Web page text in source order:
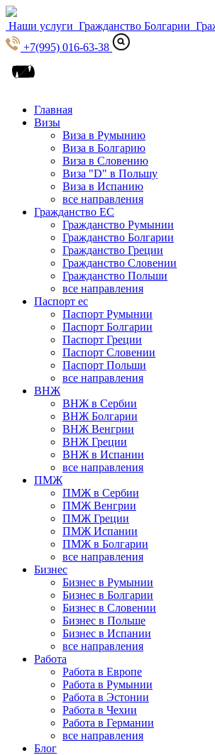
Наши услуги Гражданство Болгарии
+7(995) 016-63-38
Главная
Визы
Виза в Румынию
Виза в Болгарию
Виза в Словению
Виза "D" в Польшу
Виза в Испанию
все направления
Гражданство ЕС
Гражданство Румынии
Гражданство Болгарии
Гражданство Греции
Гражданство Словении
Гражданство Польши
все направления
Паспорт ес
Паспорт Румынии
Паспорт Болгарии
Паспорт Греции
Паспорт Словении
Паспорт Польши
все направления
ВНЖ
ВНЖ в Сербии
ВНЖ Болгарии
ВНЖ Венгрии
ВНЖ Греции
ВНЖ в Испании
все направления
ПМЖ
ПМЖ в Сербии
ПМЖ Венгрии
ПМЖ Греции
ПМЖ Испании
ПМЖ в Болгарии
все направления
Бизнес
Бизнес в Румынии
Бизнес в Болгарии
Бизнес в Словении
Бизнес в Польше
Бизнес в Испании
все направления
Работа
Работа в Европе
Работа в Румынии
Работа в Эстонии
Работа в Чехии
Работа в Германии
все направления
Блог